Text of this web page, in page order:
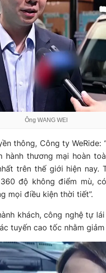
Ông WANG WEI
thông, Công ty
hành thương mại hoàn
trên thế giới hiện nay.
độ không điểm mù,
mọi điều kiện thời tiết”.
khách, công nghệ tự
tuyến cao tốc nhằm giảm